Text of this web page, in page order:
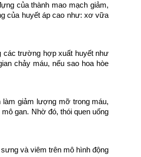
của thành mao mạch giảm,
của huyết áp cao như: xơ vữa
các trường hợp xuất huyết như
chảy máu, nếu sao hoa hòe
làm giảm lượng mỡ trong máu,
gan. Nhờ đó, thói quen uống
và viêm trên mô hình động